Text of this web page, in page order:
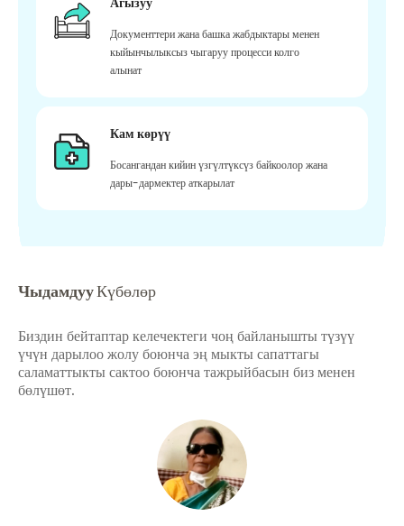
Документтери жана башка жабдыктары менен
кыйынчылыксыз чыгаруу процесси колго
алынат
Кам көрүү
Босангандан кийин үзгүлтүксүз байкоолор жана
дары-дармектер аткарылат
ЧыдамдууКүбөлөр
Биздин бейтаптар келечектеги чоң байланышты түзүү
үчүн дарылоо жолу боюнча эң мыкты сапаттагы
саламаттыкты сактоо боюнча тажрыйбасын биз менен
бөлүшөт.